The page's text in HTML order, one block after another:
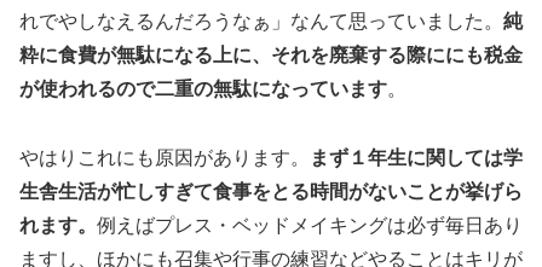
れでやしなえるんだろうなぁ」なんて思っていました。 純
粋に食費が無駄になる上に、それを廃棄する際ににも税金
が使われるので二重の無駄になっています。
やはりこれにも原因があります。
まず１年生に関しては学
生舎生活が忙しすぎて食事をとる時間がないことが挙げら
れます。 例えばプレス・ベッドメイキングは必ず毎日あり
ますし、ほかにも召集や行事の練習などやることはキリが